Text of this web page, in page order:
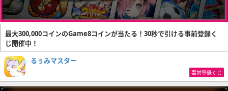
最大300,000コインのGame8コインが当たる！30秒で引ける事前登録く
じ開催中！
るぅみマスター
事前登録くじ